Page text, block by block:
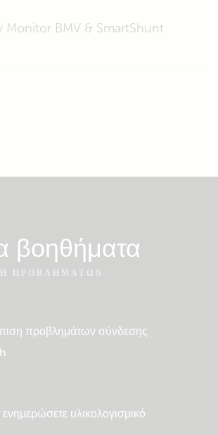
Monitor BMV & SmartShunt
βοηθήματα
ΠΡΟΒΛΗΜΆΤΩΝ
προβλημάτων σύνδεσης
υλικολογισμικό